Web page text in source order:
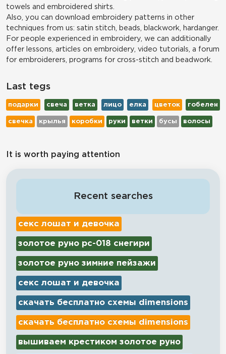
towels and embroidered shirts.
Also, you can download embroidery patterns in other
techniques from us: satin stitch, beads, blackwork, hardanger.
For people experienced in embroidery, we can additionally
offer lessons, articles on embroidery, video tutorials, a forum
for embroiderers, programs for cross-stitch and beadwork.
Last tegs
подарки свеча ветка лицо елка цветок гобелен
свечка крылья коробки руки ветки бусы волосы
It is worth paying attention
Recent searches
секс лошат и девочка
золотое руно рс-018 снегири
золотое руно зимние пейзажи
секс лошат и девочка
скачать бесплатно схемы dimensions
скачать бесплатно схемы dimensions
вышиваем крестиком золотое руно